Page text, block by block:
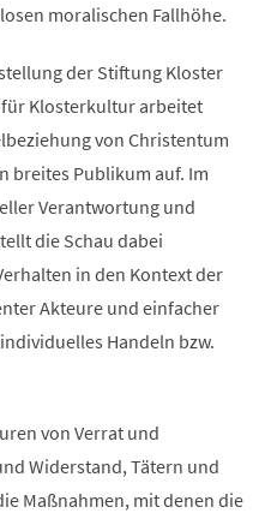
moralischen Fallhöhe.
der Stiftung Kloster
für Klosterkultur arbeitet
von Christentum
breites Publikum auf. Im
Verantwortung und
die Schau dabei
in den Kontext der
Akteure und einfacher
Handeln bzw.
von Verrat und
Widerstand, Tätern und
Maßnahmen, mit denen die